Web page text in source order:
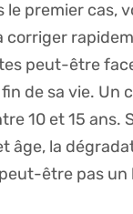
le premier cas,
corriger
peut-être
de sa vie. Un
10 et 15 ans.
âge, la
être pas un